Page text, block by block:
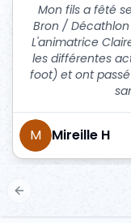
Mon fils a fêté
Bron /
L'animatrice
les différentes
foot) et ont
M Mireille H
Previous slide